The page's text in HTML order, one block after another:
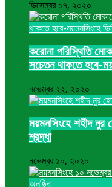
ডিসেম্বর ১৭, ২০২০
করোনা পরিস্থিতি
সচেতন থাকতে হবে-
নভেম্বর ২২, ২০২০
ময়মনসিংহে শহীদ নুর
শ্রদ্ধা
নভেম্বর ১০, ২০২০